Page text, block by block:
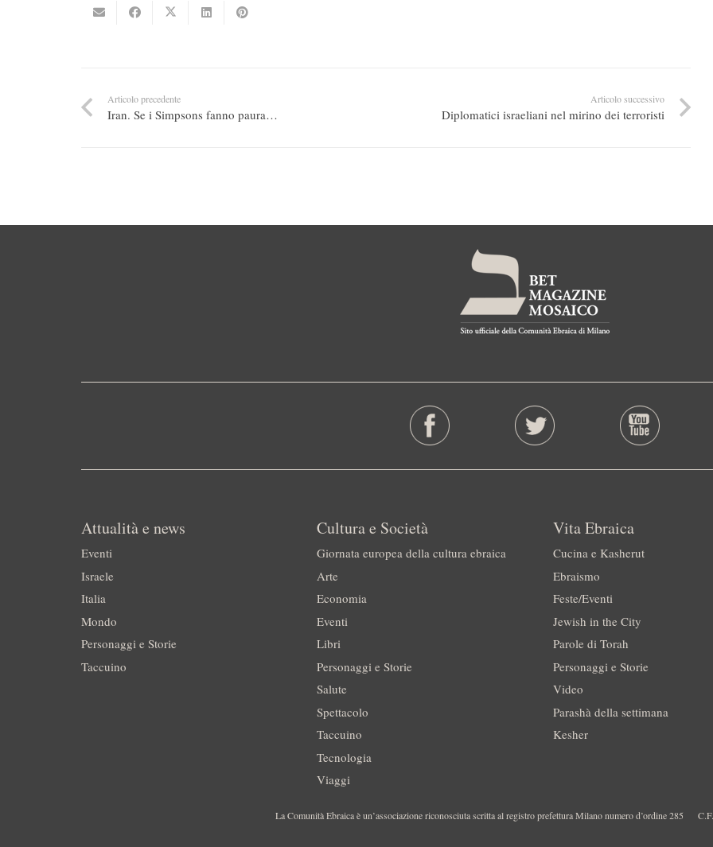
Articolo precedente
Iran. Se i Simpsons fanno paura…
Articolo successivo
Diplomatici israeliani nel mirino dei terroristi
Attualità e news
Eventi
Israele
Italia
Mondo
Personaggi e Storie
Taccuino
Cultura e Società
Giornata europea della cultura ebraica
Arte
Economia
Eventi
Libri
Personaggi e Storie
Salute
Spettacolo
Taccuino
Tecnologia
Viaggi
Vita Ebraica
Cucina e Kasherut
Ebraismo
Feste/Eventi
Jewish in the City
Parole di Torah
Personaggi e Storie
Video
Parashà della settimana
Kesher
La Comunità Ebraica è un’associazione riconosciuta scritta al registro prefettura Milano numero d’ordine 285